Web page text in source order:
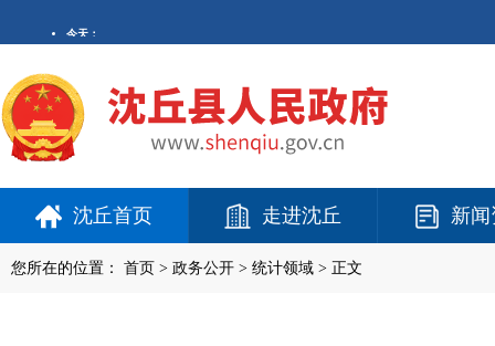
沈丘首页 走进沈丘 新
您所在的位置： 首页 > 政务公开 > 统计领域 > 正文